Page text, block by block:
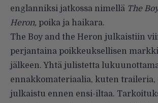
englanniksi jatkossa nimellä The
Heron, poika ja haikara.
The Boy and the Heron julkaistiin
perjantaina poikkeuksellisen
jälkeen. Yhtä julistetta
ennakkomateriaalia, kuten traileria,
julkaistu ennen ensi-iltaa.